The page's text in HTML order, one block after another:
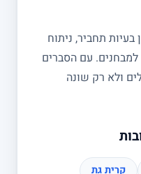
תחביר, ניתוח
עם הסברים
ולא רק שונה
קרית גת